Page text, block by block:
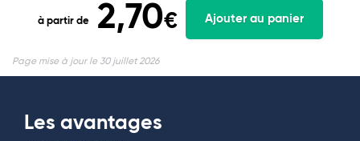
à partir de 2,70€ Ajouter au panier
Page mise à jour le 30 juillet 2026
Les avantages